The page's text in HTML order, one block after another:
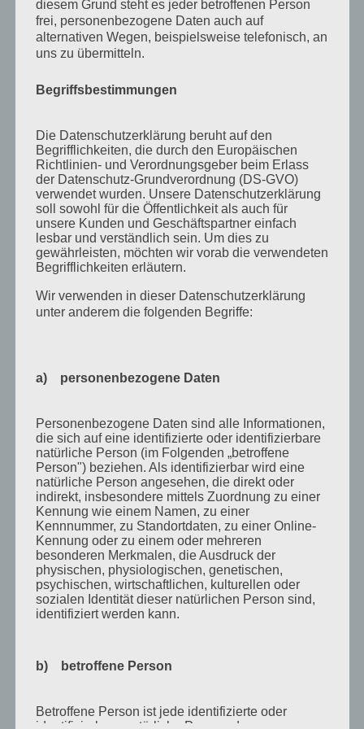
November 2011
Oktober 2011
August 2011
Juni 2011
Mai 2011
April 2011
März 2011
Februar 2011
Dezember 2010
August 2010
Juli 2010
Juni 2010
Mai 2010
April 2010
März 2010
Februar 2010
Januar 2010
Oktober 2009
August 2009
diesem Grund steht es jeder betroffenen Person
frei, personenbezogene Daten auch auf
alternativen Wegen, beispielsweise telefonisch, an
uns zu übermitteln.
Begriffsbestimmungen
Die Datenschutzerklärung beruht auf den
Begrifflichkeiten, die durch den Europäischen
Richtlinien- und Verordnungsgeber beim Erlass
der Datenschutz-Grundverordnung (DS-GVO)
verwendet wurden. Unsere Datenschutzerklärung
soll sowohl für die Öffentlichkeit als auch für
unsere Kunden und Geschäftspartner einfach
lesbar und verständlich sein. Um dies zu
gewährleisten, möchten wir vorab die verwendeten
Begrifflichkeiten erläutern.
Wir verwenden in dieser Datenschutzerklärung
unter anderem die folgenden Begriffe:
a) personenbezogene Daten
Personenbezogene Daten sind alle Informationen,
die sich auf eine identifizierte oder identifizierbare
natürliche Person (im Folgenden „betroffene
Person") beziehen. Als identifizierbar wird eine
natürliche Person angesehen, die direkt oder
indirekt, insbesondere mittels Zuordnung zu einer
Kennung wie einem Namen, zu einer
Kennnummer, zu Standortdaten, zu einer Online-
Kennung oder zu einem oder mehreren
besonderen Merkmalen, die Ausdruck der
physischen, physiologischen, genetischen,
psychischen, wirtschaftlichen, kulturellen oder
sozialen Identität dieser natürlichen Person sind,
identifiziert werden kann.
b) betroffene Person
Betroffene Person ist jede identifizierte oder
identifizierbare natürliche Person, deren